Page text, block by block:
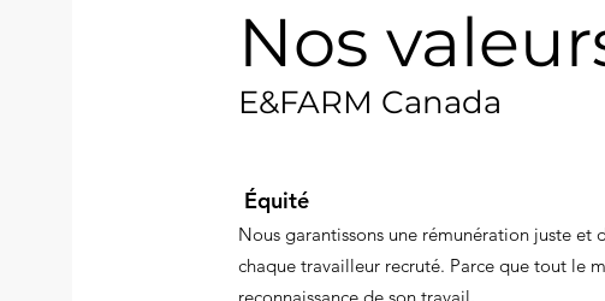
Nos
E&FARM Canada
Équité
Nous garantissons une rémunération juste et
chaque travailleur recruté. Parce que tout le